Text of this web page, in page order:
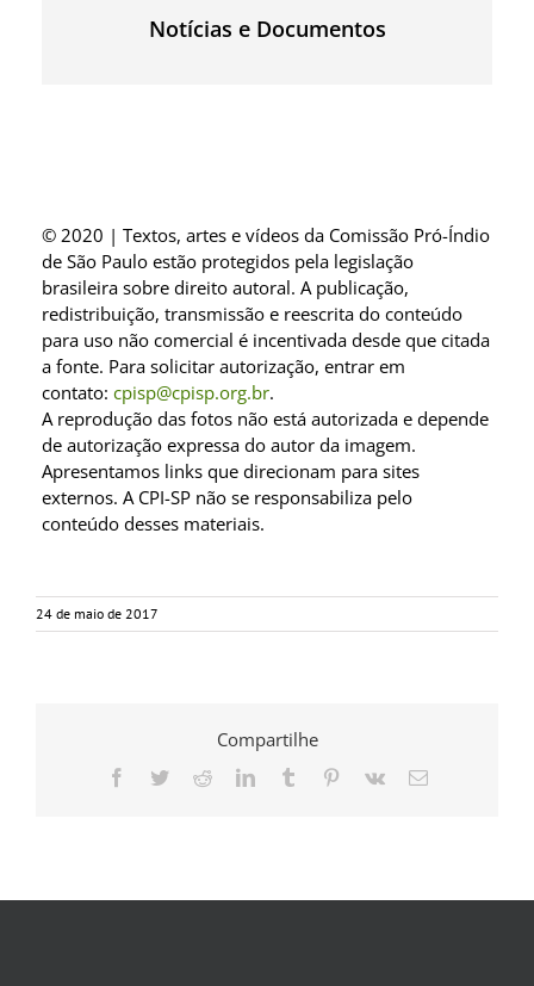
Notícias e Documentos
© 2020 | Textos, artes e vídeos da Comissão Pró-Índio
de São Paulo estão protegidos pela legislação
brasileira sobre direito autoral. A publicação,
redistribuição, transmissão e reescrita do conteúdo
para uso não comercial é incentivada desde que citada
a fonte. Para solicitar autorização, entrar em
contato: cpisp@cpisp.org.br.
A reprodução das fotos não está autorizada e depende
de autorização expressa do autor da imagem.
Apresentamos links que direcionam para sites
externos. A CPI-SP não se responsabiliza pelo
conteúdo desses materiais.
24 de maio de 2017
Compartilhe
Facebook
TwitterRedditLinkedInTumblr Pinterest
Vk
E-